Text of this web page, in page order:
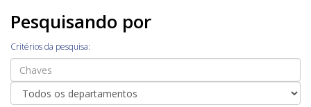
Pesquisando por
Critérios da pesquisa: